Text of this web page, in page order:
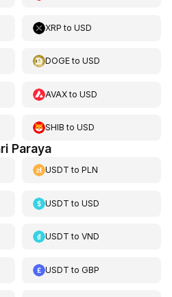
XRP toUSD
DOGEtoUSD
AVAXtoUSD
SHIB toUSD
Paraya
USDT toPLN
USDT toUSD
USDT toVND
USDT toGBP